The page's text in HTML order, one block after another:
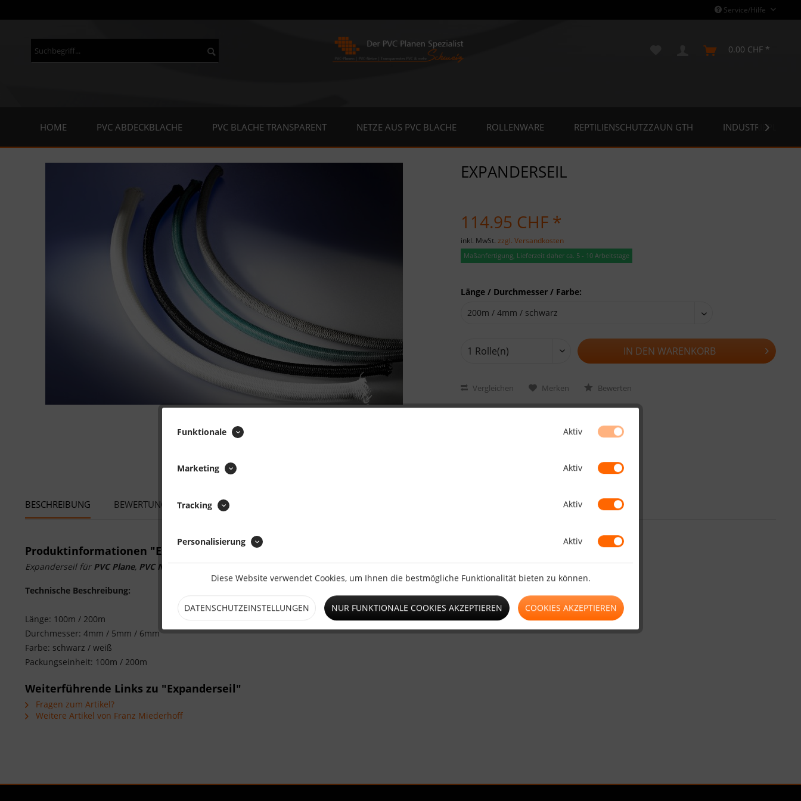
Service/Hilfe
0.00 CHF *
HOME PVC ABDECKBLACHE PVC BLACHE TRANSPARENT NETZE AUS PVC BLACHE ROLLENWARE REPTILIENSCHUTZZAUN GTH INDUSTRIEPLANE

EXPANDERSEIL
114.95 CHF *
inkl. MwSt. zzgl. Versandkosten
Maßanfertigung, Lieferzeit daher ca. 5 - 10 Arbeitstage
Länge / Durchmesser / Farbe:
IN DEN WARENKORB
Vergleichen Merken Bewerten
Artikel-Nr.: 922088
BESCHREIBUNG BEWERTUNGEN 0
Produktinformationen "Expanderseil"
Expanderseil für PVC Plane, PVC Netz
Technische Beschreibung:
Länge: 100m / 200m
Durchmesser: 4mm / 5mm / 6mm
Farbe: schwarz / weiß
Packungseinheit: 100m / 200m
Weiterführende Links zu "Expanderseil"
Fragen zum Artikel?
Weitere Artikel von Franz Miederhoff
Funktionale Aktiv
Marketing Aktiv
Tracking Aktiv
Personalisierung Aktiv
Diese Website verwendet Cookies, um Ihnen die bestmögliche Funktionalität bieten zu können.
DATENSCHUTZEINSTELLUNGEN NUR FUNKTIONALE COOKIES AKZEPTIEREN COOKIES AKZEPTIEREN